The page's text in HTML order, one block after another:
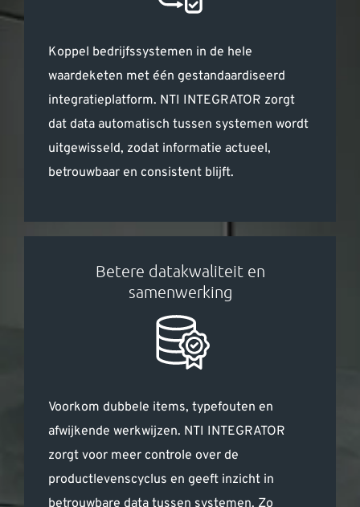
Koppel bedrijfssystemen in de hele
waardeketen met één gestandaardiseerd
integratieplatform. NTI INTEGRATOR zorgt
dat data automatisch tussen systemen wordt
uitgewisseld, zodat informatie actueel,
betrouwbaar en consistent blijft.
Betere datakwaliteit en
samenwerking
Voorkom dubbele items, typefouten en
afwijkende werkwijzen. NTI INTEGRATOR
zorgt voor meer controle over de
productlevenscyclus en geeft inzicht in